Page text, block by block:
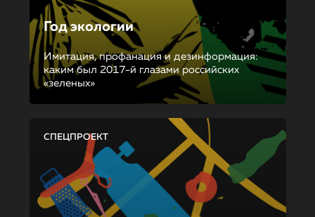
Год экологии
Имитация, профанация и дезинформация:
каким был 2017-й глазами российских
«зеленых»
СПЕЦПРОЕКТ